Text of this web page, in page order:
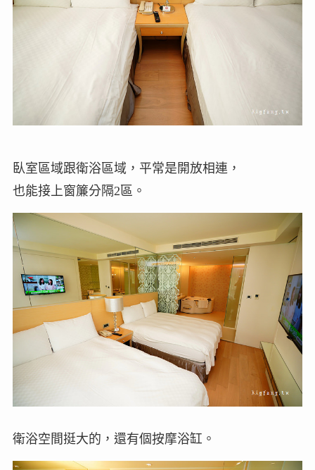
臥室區域跟衛浴區域，平常是開放相連，
也能接上窗簾分隔2區。
衛浴空間挺大的，還有個按摩浴缸。